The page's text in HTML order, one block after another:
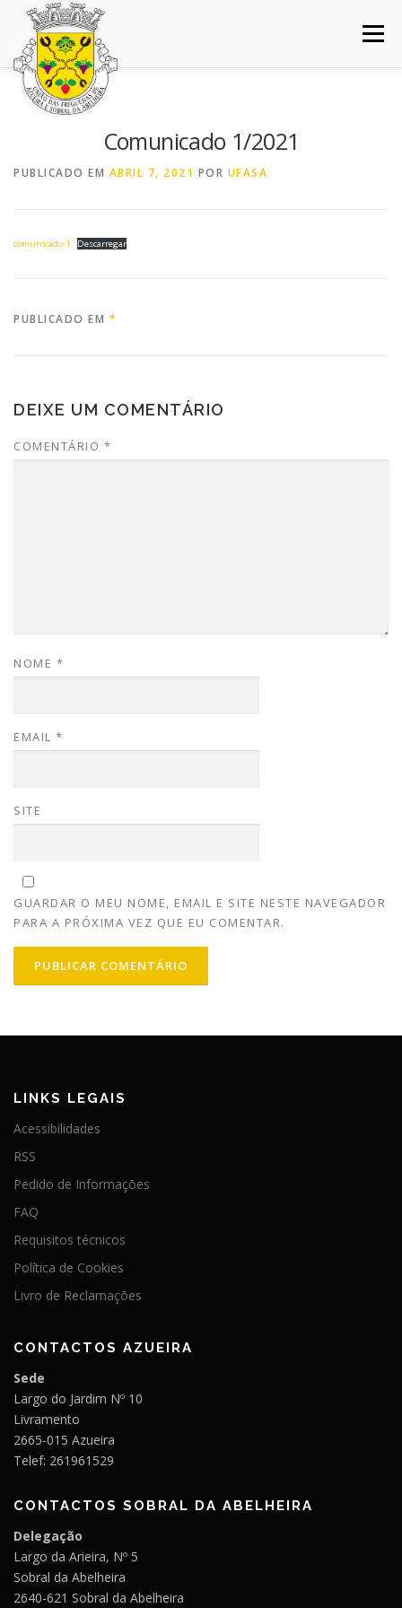
Saltar
conteúdo
Menu
INÍCIO JUNTA DE FREGUESIA
BALCÃO VIRTUAL NOTÍCIAS
CONCURSOS
Comunicado 1/2021
PUBLICADO EM ABRIL 7, 2021 POR UFASA
comunicado-1 Descarregar
PUBLICADO EM *
DEIXE UM COMENTÁRIO
COMENTÁRIO *
NOME *
EMAIL *
SITE
GUARDAR O MEU NOME, EMAIL E SITE NESTE NAVEGADOR
PARA A PRÓXIMA VEZ QUE EU COMENTAR.
LINKS LEGAIS
Acessibilidades
RSS
Pedido de Informações
FAQ
Requisitos técnicos
Política de Cookies
Livro de Reclamações
CONTACTOS AZUEIRA
Sede
Largo do Jardim Nº 10
Livramento
2665-015 Azueira
Telef: 261961529
CONTACTOS SOBRAL DA ABELHEIRA
Delegação
Largo da Arieira, Nº 5
Sobral da Abelheira
2640-621 Sobral da Abelheira